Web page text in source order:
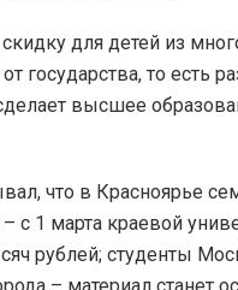
для детей из
государства, то есть
высшее
что в Красноярье
– с 1 марта краевой
рублей; студенты
– материал станет